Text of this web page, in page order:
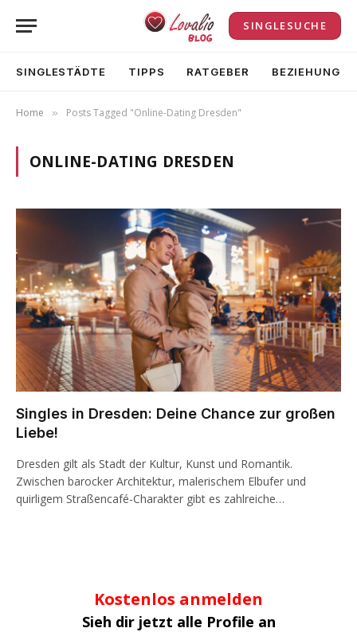
SINGLESUCHE
SINGLESTÄDTE TIPPS RATGEBER BEZIEHUNG
Home » Posts Tagged "Online-Dating Dresden"
ONLINE-DATING DRESDEN
Singles in Dresden: Deine Chance zur großen
Liebe!
Dresden gilt als Stadt der Kultur, Kunst und Romantik.
Zwischen barocker Architektur, malerischem Elbufer und
quirligem Straßencafé-Charakter gibt es zahlreiche…
Kostenlos anmelden
Sieh dir jetzt alle Profile an